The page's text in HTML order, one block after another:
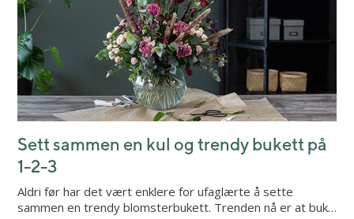
Sett sammen en kul og trendy bukett på
1-2-3
Aldri før har det vært enklere for ufaglærte å sette
sammen en trendy blomsterbukett. Trenden nå er at buk…